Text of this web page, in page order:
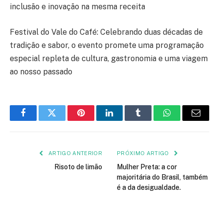
inclusão e inovação na mesma receita
Festival do Vale do Café: Celebrando duas décadas de
tradição e sabor, o evento promete uma programação
especial repleta de cultura, gastronomia e uma viagem
ao nosso passado
FacebookTwitter PinterestLinkedInTumblr WhatsApp
E-
ARTIGO ANTERIOR
Risoto de limão
PRÓXIMO ARTIGO
Mulher Preta: a cor
majoritária do Brasil, também
é a da desigualdade.